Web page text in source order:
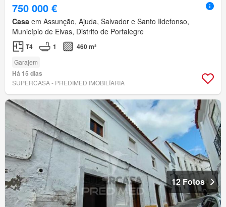
750 000 €
Casa em Assunção, Ajuda, Salvador e Santo Ildefonso,
Município de Elvas, Distrito de Portalegre
T4 1 460 m²
Garajem
Há 15 dias
SUPERCASA - PREDIMED IMOBILÍARIA
12 Fotos